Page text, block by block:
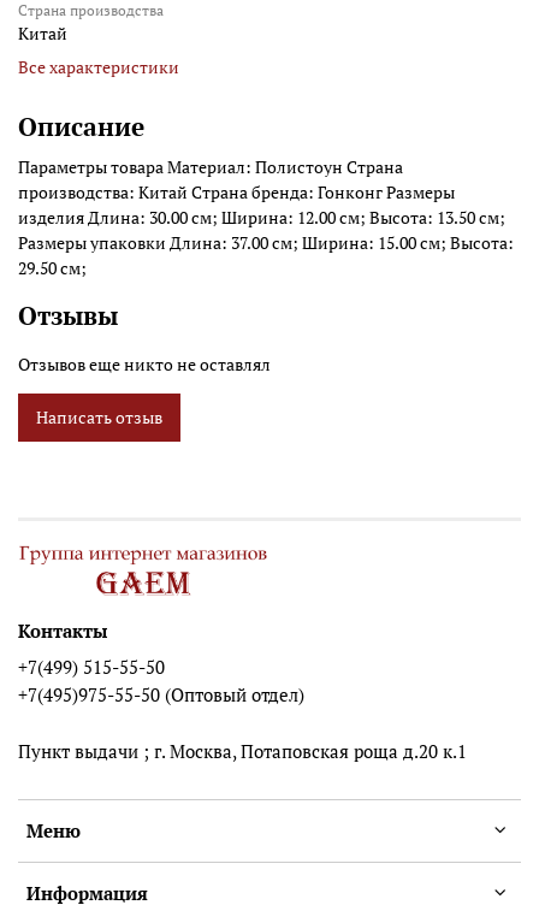
Страна производства
Китай
Все характеристики
Описание
Параметры товара Материал: Полистоун Страна
производства: Китай Страна бренда: Гонконг Размеры
изделия Длина: 30.00 см; Ширина: 12.00 см; Высота: 13.50 см;
Размеры упаковки Длина: 37.00 см; Ширина: 15.00 см; Высота:
29.50 см;
Отзывы
Отзывов еще никто не оставлял
Написать отзыв
Меню
Информация
Контакты
+7(499) 515-55-50
+7(495)975-55-50 (Оптовый отдел)
Пункт выдачи ; г. Москва, Потаповская роща д.20 к.1